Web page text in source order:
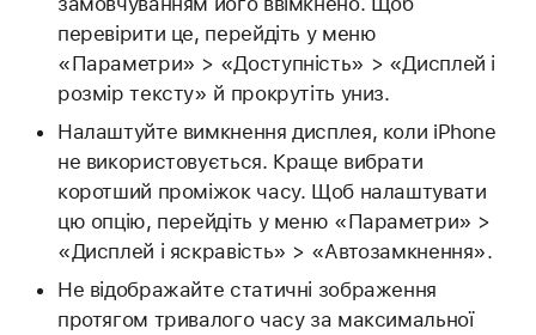
перевірити це, перейдіть у меню
«Параметри» > «Доступність» > «Дисплей і
розмір тексту» й прокрутіть униз.
Налаштуйте вимкнення дисплея, коли iPhone
не використовується. Краще вибрати
коротший проміжок часу. Щоб налаштувати
цю опцію, перейдіть у меню «Параметри» >
«Дисплей і яскравість» > «Автозамкнення».
Не відображайте статичні зображення
протягом тривалого часу за максимальної